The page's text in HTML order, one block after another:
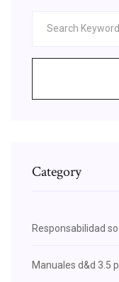
Category
Responsabilidad
Manuales d&d 3.5